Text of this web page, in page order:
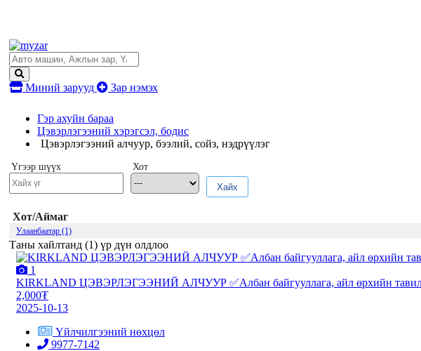
Миний зарууд Зар нэмэх
Гэр ахуйн бараа
Цэвэрлэгээний хэрэгсэл, бодис
Цэвэрлэгээний алчуур, бээлий, сойз, нэдрүүлэг
Үгээр шүүх
Хот
Хайх
Хот/Аймаг
Улаанбаатар (1)
Таны хайлтанд (1) үр дүн олдлоо
1
KIRKLAND ЦЭВЭРЛЭГЭЭНИЙ АЛЧУУР ✅Албан байгууллага, айл өрхийн
2,000₮
2025-10-13
Үйлчилгээний нөхцөл
9977-7142